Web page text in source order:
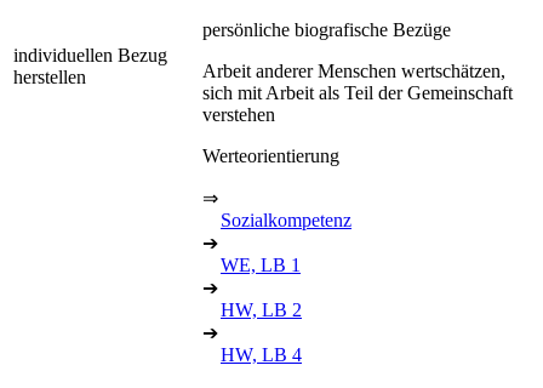
individuellen Bezug
herstellen
persönliche biografische Bezüge
Arbeit anderer Menschen wertschätzen,
sich mit Arbeit als Teil der Gemeinschaft
verstehen
Werteorientierung
⇒
Sozialkompetenz
➔
WE, LB 1
➔
HW, LB 2
➔
HW, LB 4